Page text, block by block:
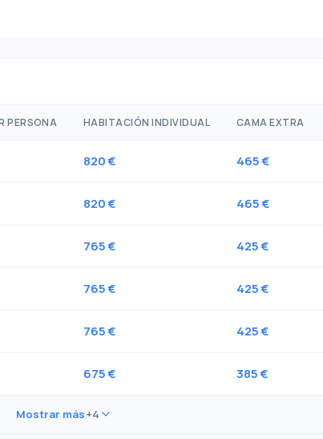
PERSONA HABITACIÓN INDIVIDUAL CAMA EXTRA
820 € 465 €
820 € 465 €
765 € 425 €
765 € 425 €
765 € 425 €
675 € 385 €
Mostrar más+4